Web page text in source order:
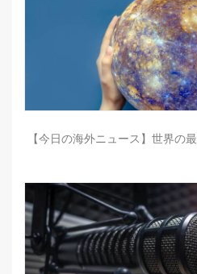
【今日の海外ニュース】世界の